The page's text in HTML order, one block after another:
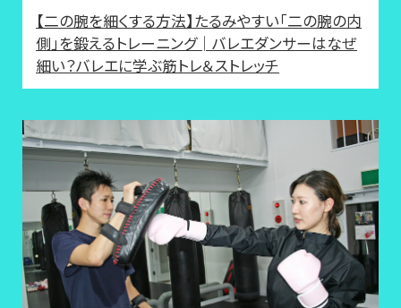
【二の腕を細くする方法】たるみやすい「二の腕の内
側」を鍛えるトレーニング│バレエダンサーはなぜ
細い？バレエに学ぶ筋トレ＆ストレッチ